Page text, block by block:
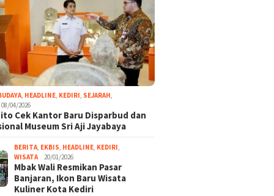
, HEADLINE, KEDIRI, SEJARAH,
08/04/2026
Cek Kantor Baru Disparbud dan
Museum Sri Aji Jayabaya
BERITA, EKBIS, HEADLINE, KEDIRI,
WISATA
20/01/2026
Mbak Wali Resmikan Pasar
Banjaran, Ikon Baru Wisata
Kuliner Kota Kediri